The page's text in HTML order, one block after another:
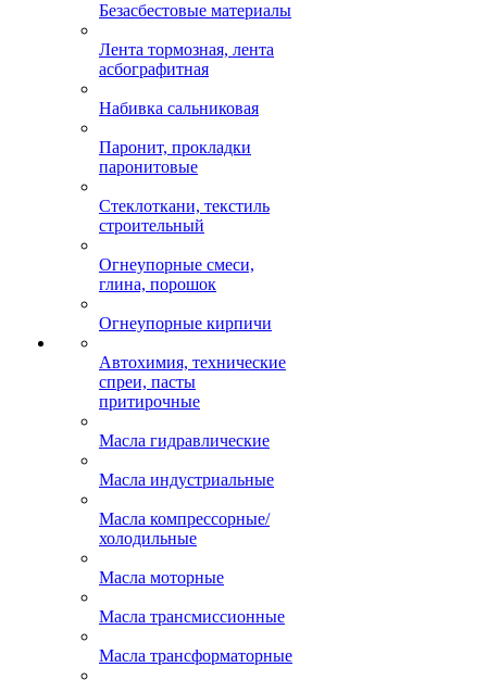
Безасбестовые материалы
Лента тормозная, лента
асбографитная
Набивка сальниковая
Паронит, прокладки
паронитовые
Стеклоткани, текстиль
строительный
Огнеупорные смеси,
глина, порошок
Огнеупорные кирпичи
Автохимия, технические
спреи, пасты
притирочные
Масла гидравлические
Масла индустриальные
Масла компрессорные/
холодильные
Масла моторные
Масла трансмиссионные
Масла трансформаторные